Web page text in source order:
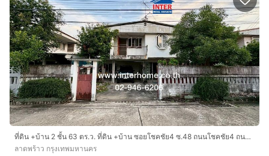
ที่ดิน +บ้าน 2 ชั้น 63 ตร.ว. ที่ดิน +บ้าน ซอยโชคชัย4 ซ.48 ถนนโชคชัย4 ถนนลาดพร้าว เขตลาดพร้าว กรุงเทพมหานคร
ลาดพร้าว กรุงเทพมหานคร